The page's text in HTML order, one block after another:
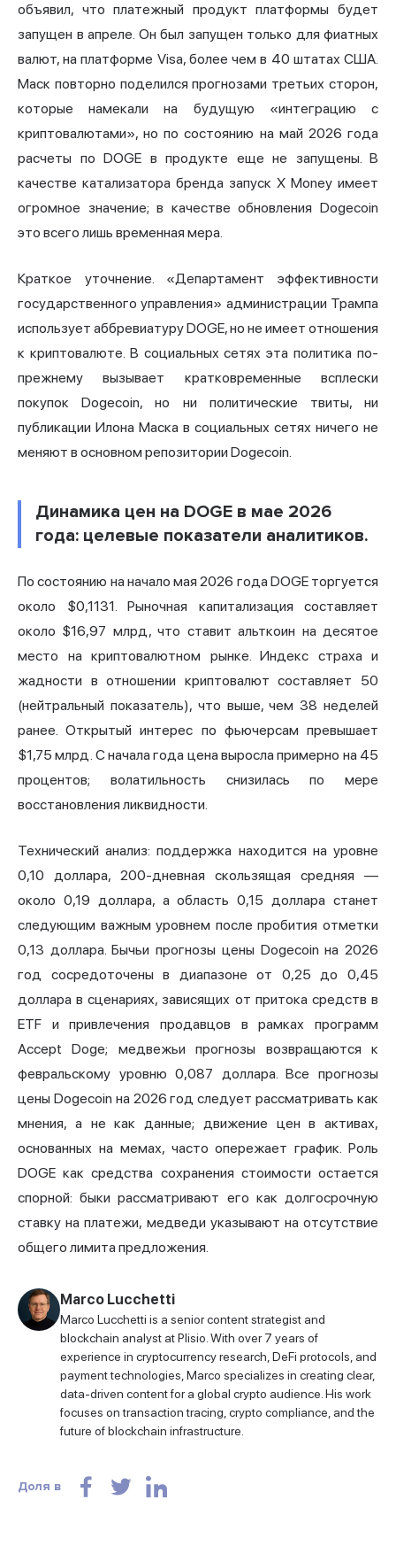
объявил, что платежный продукт платформы будет
запущен в апреле. Он был запущен только для фиатных
валют, на платформе Visa, более чем в 40 штатах США.
Маск повторно поделился прогнозами третьих сторон,
которые намекали на будущую «интеграцию с
криптовалютами», но по состоянию на май 2026 года
расчеты по DOGE в продукте еще не запущены. В
качестве катализатора бренда запуск X Money имеет
огромное значение; в качестве обновления Dogecoin
это всего лишь временная мера.
Краткое уточнение. «Департамент эффективности
государственного управления» администрации Трампа
использует аббревиатуру DOGE, но не имеет отношения
к криптовалюте. В социальных сетях эта политика по-
прежнему вызывает кратковременные всплески
покупок Dogecoin, но ни политические твиты, ни
публикации Илона Маска в социальных сетях ничего не
меняют в основном репозитории Dogecoin.
Динамика цен на DOGE в мае 2026
года: целевые показатели аналитиков.
По состоянию на начало мая 2026 года DOGE торгуется
около $0,1131. Рыночная капитализация составляет
около $16,97 млрд, что ставит альткоин на десятое
место на криптовалютном рынке. Индекс страха и
жадности в отношении криптовалют составляет 50
(нейтральный показатель), что выше, чем 38 неделей
ранее. Открытый интерес по фьючерсам превышает
$1,75 млрд. С начала года цена выросла примерно на 45
процентов; волатильность снизилась по мере
восстановления ликвидности.
Технический анализ: поддержка находится на уровне
0,10 доллара, 200-дневная скользящая средняя —
около 0,19 доллара, а область 0,15 доллара станет
следующим важным уровнем после пробития отметки
0,13 доллара. Бычьи прогнозы цены Dogecoin на 2026
год сосредоточены в диапазоне от 0,25 до 0,45
доллара в сценариях, зависящих от притока средств в
ETF и привлечения продавцов в рамках программ
Accept Doge; медвежьи прогнозы возвращаются к
февральскому уровню 0,087 доллара. Все прогнозы
цены Dogecoin на 2026 год следует рассматривать как
мнения, а не как данные; движение цен в активах,
основанных на мемах, часто опережает график. Роль
DOGE как средства сохранения стоимости остается
спорной: быки рассматривают его как долгосрочную
ставку на платежи, медведи указывают на отсутствие
общего лимита предложения.
Marco Lucchetti
Marco Lucchetti is a senior content strategist and
blockchain analyst at Plisio. With over 7 years of
experience in cryptocurrency research, DeFi protocols, and
payment technologies, Marco specializes in creating clear,
data-driven content for a global crypto audience. His work
focuses on transaction tracing, crypto compliance, and the
future of blockchain infrastructure.
Доля в